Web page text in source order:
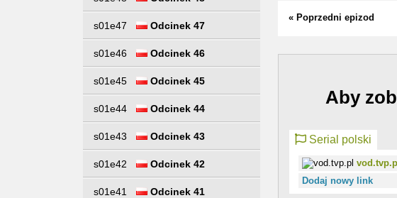
s01e47 Odcinek 47
s01e46 Odcinek 46
s01e45 Odcinek 45
s01e44 Odcinek 44
s01e43 Odcinek 43
s01e42 Odcinek 42
s01e41 Odcinek 41
« Poprzedni epizod
Aby
Serial polski
vod.tvp.pl
Dodaj nowy link